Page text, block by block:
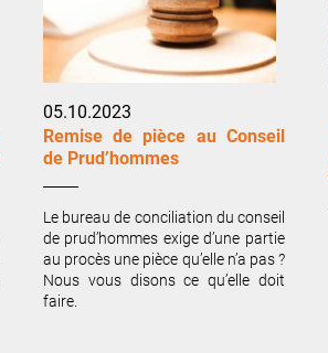
05.10.2023
Remise de pièce au Conseil
de Prud’hommes
Le bureau de conciliation du conseil
de prud’hommes exige d’une partie
au procès une pièce qu’elle n’a pas ?
Nous vous disons ce qu’elle doit
faire.